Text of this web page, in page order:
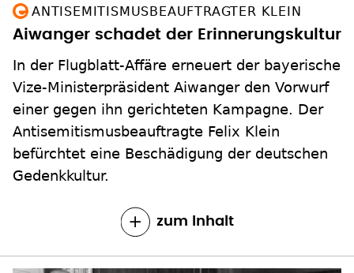
ANTISEMITISMUSBEAUFTRAGTER KLEIN
Aiwanger schadet der Erinnerungskultur
In der Flugblatt-Affäre erneuert der bayerische
Vize-Ministerpräsident Aiwanger den Vorwurf
einer gegen ihn gerichteten Kampagne. Der
Antisemitismusbeauftragte Felix Klein
befürchtet eine Beschädigung der deutschen
Gedenkkultur.
zum Inhalt